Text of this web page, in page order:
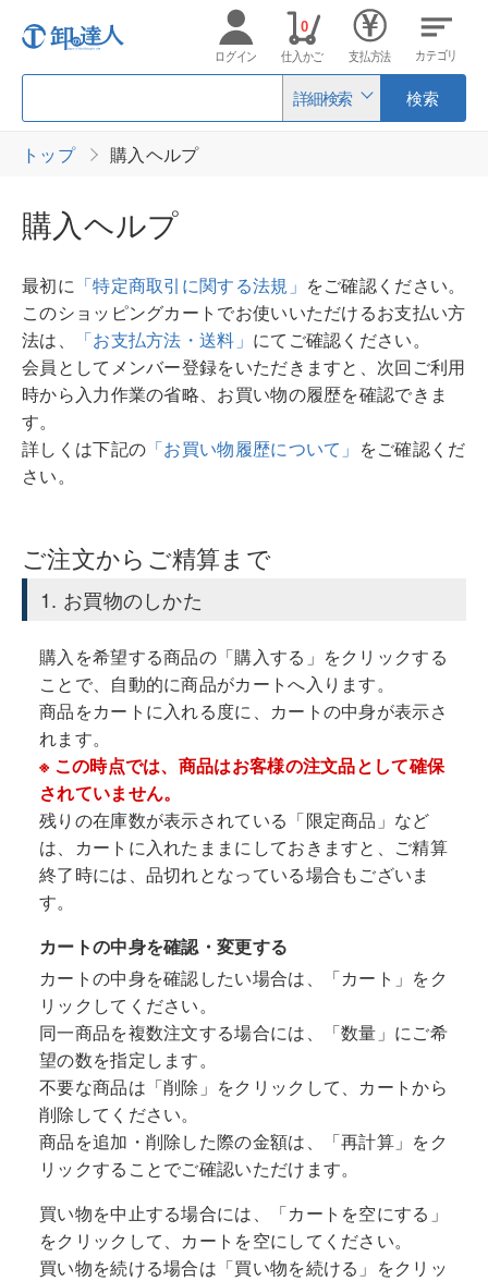
詳細検索 検索
ログイン 仕入かご
0
支払方法 カテゴリ
トップ 購入ヘルプ
購入ヘルプ
最初に 「特定商取引に関する法規」 をご確認ください。
このショッピングカートでお使いいただけるお支払い方
法は、
「お支払方法・送料」 にてご確認ください。
会員としてメンバー登録をいただきますと、次回ご利用
時から入力作業の省略、お買い物の履歴を確認できま
す。
詳しくは下記の 「お買い物履歴について」 をご確認くだ
さい。
ご注文からご精算まで
1. お買物のしかた
購入を希望する商品の「購入する」をクリックする
ことで、自動的に商品がカートへ入ります。
商品をカートに入れる度に、カートの中身が表示さ
れます。
※ この時点では、商品はお客様の注文品として確保
されていません。
残りの在庫数が表示されている「限定商品」など
は、カートに入れたままにしておきますと、ご精算
終了時には、品切れとなっている場合もございま
す。
カートの中身を確認・変更する
カートの中身を確認したい場合は、「カート」をク
リックしてください。
同一商品を複数注文する場合には、「数量」にご希
望の数を指定します。
不要な商品は「削除」をクリックして、カートから
削除してください。
商品を追加・削除した際の金額は、「再計算」をク
リックすることでご確認いただけます。
買い物を中止する場合には、「カートを空にする」
をクリックして、カートを空にしてください。
買い物を続ける場合は「買い物を続ける」をクリッ